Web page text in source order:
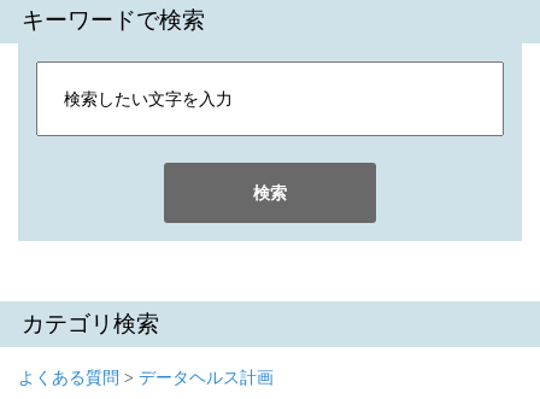
キーワードで検索
検索
カテゴリ検索
よくある質問 > データヘルス計画